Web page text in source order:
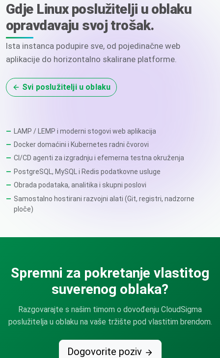
Gdje Linux poslužitelji u oblaku
opravdavaju svoj trošak.
Ista instanca podupire sve, od pojedinačne web
aplikacije do horizontalno skalirane platforme.
Svi poslužitelji u oblaku
LAMP / LEMP i moderni stogovi web aplikacija
Docker domaćini i Kubernetes radni čvorovi
CI/CD agenti za izgradnju i efemerna testna okruženja
PostgreSQL, MySQL i Redis podatkovne usluge
Obrada podataka, analitika i skupni poslovi
Samostalno hostirani razvojni alati (Git, registri, nadzorne
ploče)
Spremni za pokretanje vlastitog
suverenog oblaka?
Razgovarajte s našim timom o dovođenju CloudSigma
poslužitelja u oblaku na vaše tržište pod vlastitim brendom.
Dogovorite poziv